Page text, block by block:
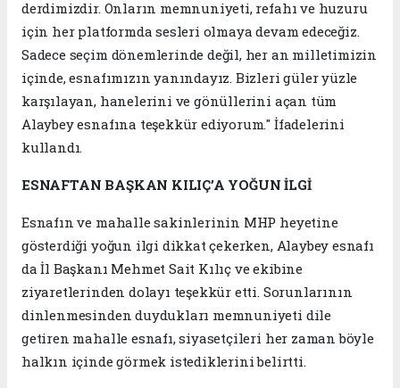
derdimizdir. Onların memnuniyeti, refahı ve huzuru
için her platformda sesleri olmaya devam edeceğiz.
Sadece seçim dönemlerinde değil, her an milletimizin
içinde, esnafımızın yanındayız. Bizleri güler yüzle
karşılayan, hanelerini ve gönüllerini açan tüm
Alaybey esnafına teşekkür ediyorum." İfadelerini
kullandı.
ESNAFTAN BAŞKAN KILIÇ’A YOĞUN İLGİ
Esnafın ve mahalle sakinlerinin MHP heyetine
gösterdiği yoğun ilgi dikkat çekerken, Alaybey esnafı
da İl Başkanı Mehmet Sait Kılıç ve ekibine
ziyaretlerinden dolayı teşekkür etti. Sorunlarının
dinlenmesinden duydukları memnuniyeti dile
getiren mahalle esnafı, siyasetçileri her zaman böyle
halkın içinde görmek istediklerini belirtti.